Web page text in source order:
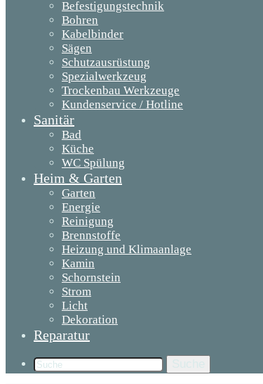
Befestigungstechnik
Bohren
Kabelbinder
Sägen
Schutzausrüstung
Spezialwerkzeug
Trockenbau Werkzeuge
Kundenservice / Hotline
Sanitär
Bad
Küche
WC Spülung
Heim & Garten
Garten
Energie
Reinigung
Brennstoffe
Heizung und Klimaanlage
Kamin
Schornstein
Strom
Licht
Dekoration
Reparatur